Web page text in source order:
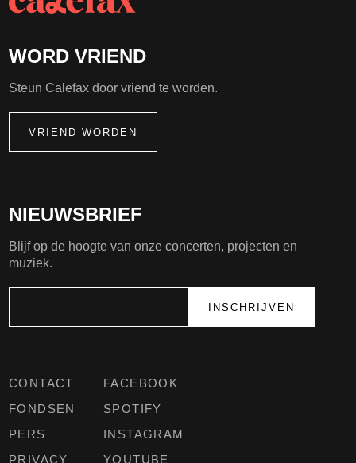
CONTACT
FONDSEN
PERS
PRIVACY
FACEBOOK
SPOTIFY
INSTAGRAM
YOUTUBE
NIEUWSBRIEF
Blijf op de hoogte van onze concerten, projecten en
muziek.
WORD VRIEND
Steun Calefax door vriend te worden.
VRIEND WORDEN